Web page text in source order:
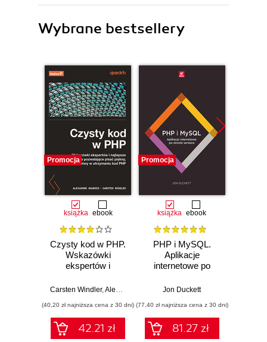
Wybrane bestsellery
Promocja
książka ebook
Czysty kod w PHP.
Wskazówki
ekspertów i
rozwiązania
piękny, przystępny
i łatwy w
utrzymaniu kod
Carsten Windler,Alexandre Daubois
(40,20 zł najniższa cena z 30 dni)
42.21 zł
Promocja
książka ebook
PHP i MySQL.
Aplikacje
internetowe po
Jon Duckett
(77,40 zł najniższa cena z 30 dni)
81.27 zł